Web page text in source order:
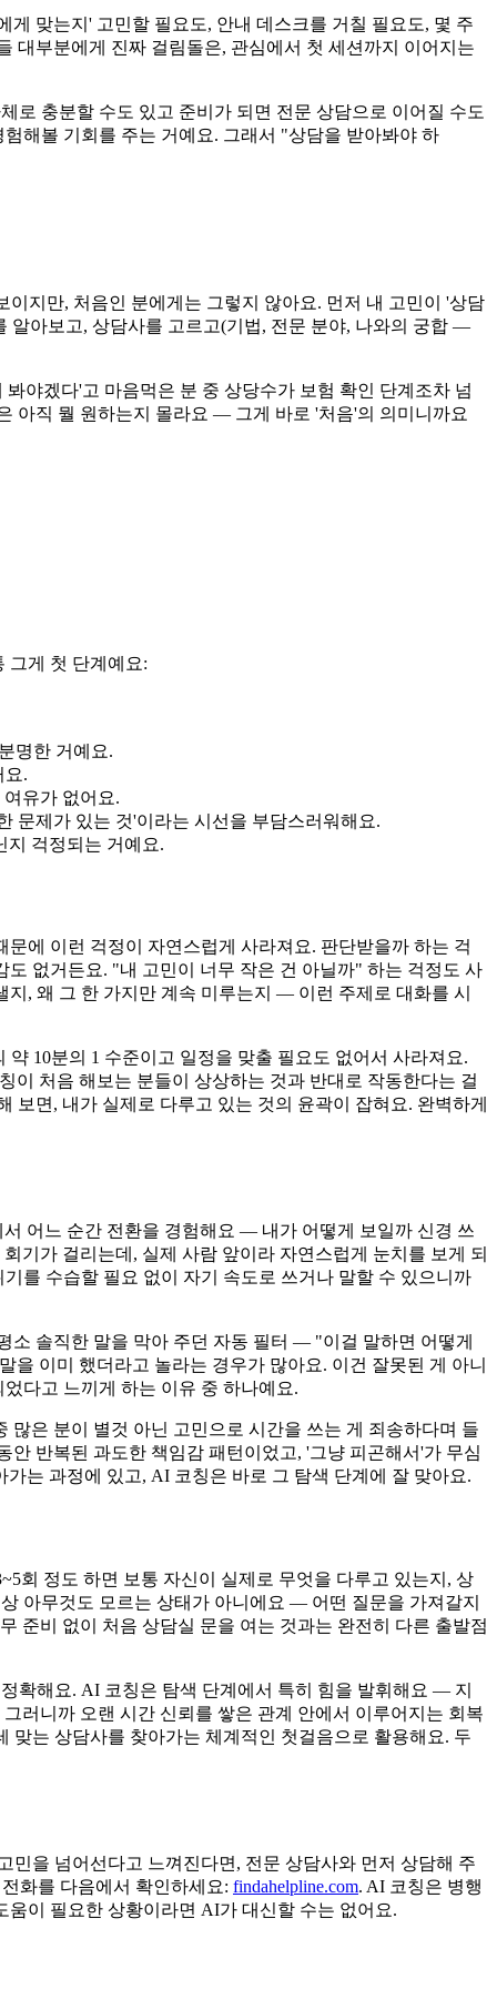
맞는지' 고민할 필요도, 안내 데스크를 거칠 필요도, 몇 주
대부분에게 진짜 걸림돌은, 관심에서 첫 세션까지 이어지는
로 충분할 수도 있고 준비가 되면 전문 상담으로 이어질 수도
해볼 기회를 주는 거예요. 그래서 "상담을 받아봐야 하
지만, 처음인 분에게는 그렇지 않아요. 먼저 내 고민이 '상담
알아보고, 상담사를 고르고(기법, 전문 분야, 나와의 궁합 —
야겠다'고 마음먹은 분 중 상당수가 보험 확인 단계조차 넘
아직 뭘 원하는지 몰라요 — 그게 바로 '처음'의 의미니까요
그게 첫 단계예요:
명한 거예요.
요.
유가 없어요.
문제가 있는 것'이라는 시선을 부담스러워해요.
지 걱정되는 거예요.
에 이런 걱정이 자연스럽게 사라져요. 판단받을까 하는 걱
없거든요. "내 고민이 너무 작은 건 아닐까" 하는 걱정도 사
, 왜 그 한 가지만 계속 미루는지 — 이런 주제로 대화를 시
10분의 1 수준이고 일정을 맞출 필요도 없어서 사라져요.
처음 해보는 분들이 상상하는 것과 반대로 작동한다는 걸
면, 내가 실제로 다루고 있는 것의 윤곽이 잡혀요. 완벽하게
어느 순간 전환을 경험해요 — 내가 어떻게 보일까 신경 쓰
기가 걸리는데, 실제 사람 앞이라 자연스럽게 눈치를 보게 되
를 수습할 필요 없이 자기 속도로 쓰거나 말할 수 있으니까
소 솔직한 말을 막아 주던 자동 필터 — "이걸 말하면 어떻게
이미 했더라고 놀라는 경우가 많아요. 이건 잘못된 게 아니
다고 느끼게 하는 이유 중 하나예요.
은 분이 별것 아닌 고민으로 시간을 쓰는 게 죄송하다며 들
반복된 과도한 책임감 패턴이었고, '그냥 피곤해서'가 무심
는 과정에 있고, AI 코칭은 바로 그 탐색 단계에 잘 맞아요.
회 정도 하면 보통 자신이 실제로 무엇을 다루고 있는지, 상
아무것도 모르는 상태가 아니에요 — 어떤 질문을 가져갈지
준비 없이 처음 상담실 문을 여는 것과는 완전히 다른 출발점
확해요. AI 코칭은 탐색 단계에서 특히 힘을 발휘해요 — 지
러니까 오랜 시간 신뢰를 쌓은 관계 안에서 이루어지는 회복
는 상담사를 찾아가는 체계적인 첫걸음으로 활용해요. 두
민을 넘어선다고 느껴진다면, 전문 상담사와 먼저 상담해 주
화를 다음에서 확인하세요: findahelpline.com. AI 코칭은 병행
이 필요한 상황이라면 AI가 대신할 수는 없어요.